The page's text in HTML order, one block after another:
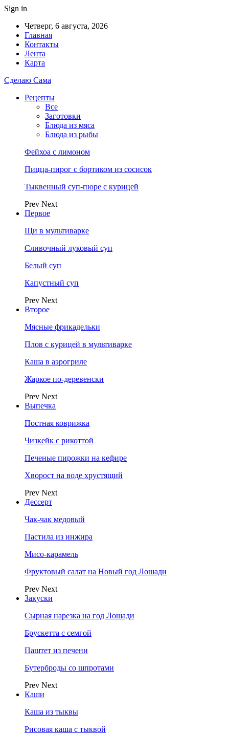
Sign in
Четверг, 6 августа, 2026
Главная
Контакты
Лента
Карта
Сделаю Сама
Рецепты
Все
Заготовки
Блюда из мяса
Блюда из рыбы
Фейхоа с лимоном
Пицца-пирог с бортиком из сосисок
Тыквенный суп-пюре с курицей
Prev Next
Первое
Щи в мультиварке
Сливочный луковый суп
Белый суп
Капустный суп
Prev Next
Второе
Мясные фрикадельки
Плов с курицей в мультиварке
Каша в аэрогриле
Жаркое по-деревенски
Prev Next
Выпечка
Постная коврижка
Чизкейк с рикоттой
Печеные пирожки на кефире
Хворост на воде хрустящий
Prev Next
Дессерт
Чак-чак медовый
Пастила из инжира
Мисо-карамель
Фруктовый салат на Новый год Лошади
Prev Next
Закуски
Сырная нарезка на год Лошади
Брускетта с семгой
Паштет из печени
Бутерброды со шпротами
Prev Next
Каши
Каша из тыквы
Рисовая каша с тыквой